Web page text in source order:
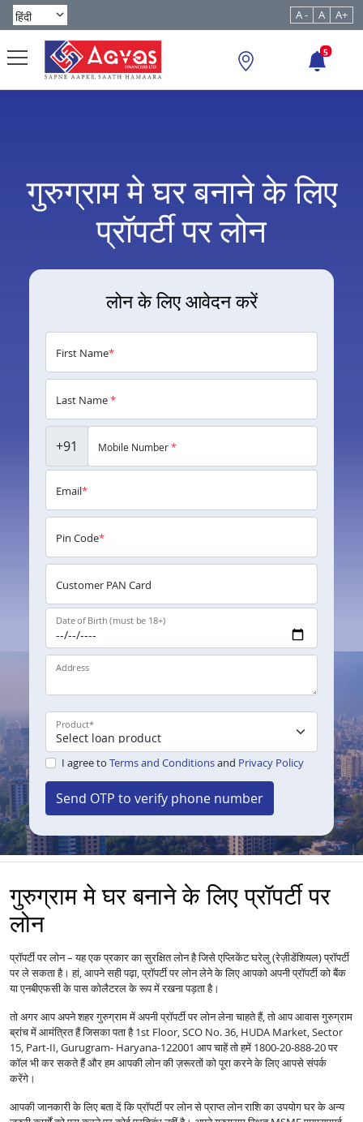
A - A A+
5
गुरुग्राम मे घर बनाने के लिए
प्रॉपर्टी पर लोन
लोन के लिए आवेदन करें
First Name*
Last Name*
+91 Mobile Number*
Email*
Pin Code*
Customer PAN Card
Date of Birth (must be 18+)
Address
Product*
I agree to Terms and Conditionsand Privacy Policy
Send OTP to verify phone number
गुरुग्राम मे घर बनाने के लिए प्रॉपर्टी पर
लोन
प्रॉपर्टी पर लोन – यह एक प्रकार का सुरक्षित लोन है जिसे एप्लिकेंट घरेलु (रेज़ीडेंशियल) प्रॉपर्टी
पर ले सकता है। हां, आपने सही पढ़ा, प्रॉपर्टी पर लोन लेने के लिए आपको अपनी प्रॉपर्टी को बैंक
या एनबीएफसी के पास कोलैटरल के रूप में रखना पड़ता है।
तो अगर आप अपने शहर गुरुग्राम में अपनी प्रॉपर्टी पर लोन लेना चाहते हैं, तो आप आवास गुरुग्राम
ब्रांच में आमंत्रित हैं जिसका पता है 1st Floor, SCO No. 36, HUDA Market, Sector
15, Part-II, Gurugram- Haryana-122001 आप चाहें तो हमें 1800-20-888-20 पर
कॉल भी कर सकते हैं और हम आपकी लोन की ज़रूरतों को पूरा करने के लिए आपसे संपर्क
करेंगे।
आपकी जानकारी के लिए बता दें कि प्रॉपर्टी पर लोन से प्राप्त लोन राशि का उपयोग घर के अन्य